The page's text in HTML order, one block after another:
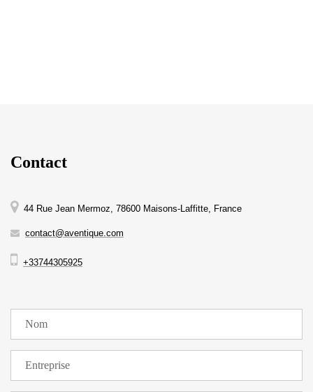
Contact
44 Rue Jean Mermoz, 78600 Maisons-Laffitte, France
contact@aventique.com
+33744305925